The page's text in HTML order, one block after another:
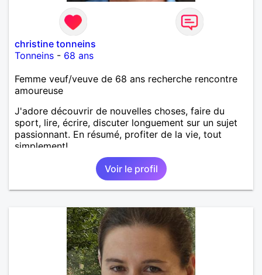
christine tonneins
Tonneins - 68 ans
Femme veuf/veuve de 68 ans recherche rencontre
amoureuse
J'adore découvrir de nouvelles choses, faire du
sport, lire, écrire, discuter longuement sur un sujet
passionnant. En résumé, profiter de la vie, tout
simplement!
Voir le profil